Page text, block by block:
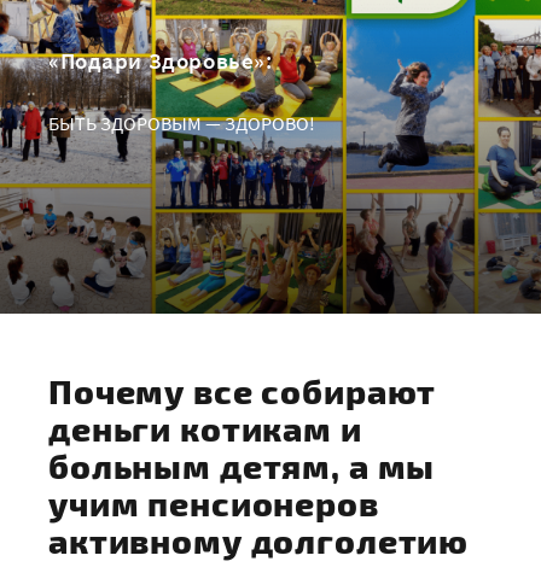
«Подари Здоровье»:
БЫТЬ ЗДОРОВЫМ — ЗДОРОВО!
Почему все собирают
деньги котикам и
больным детям, а мы
учим пенсионеров
активному долголетию